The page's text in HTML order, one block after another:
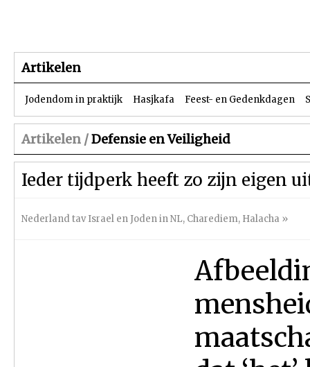
Artikelen
Jodendom in praktijk Hasjkafa Feest- en Gedenkdagen
Artikelen /Defensie en Veiligheid
Ieder tijdperk heeft zo zijn eigen
Nederland tav Israel en Joden in NL, Charediem, Halacha »